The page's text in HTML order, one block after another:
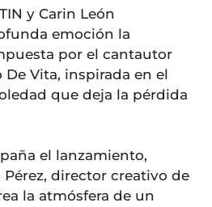
y Carin León
emoción la
por el cantautor
Vita, inspirada en el
que deja la pérdida
el lanzamiento,
director creativo de
la atmósfera de un